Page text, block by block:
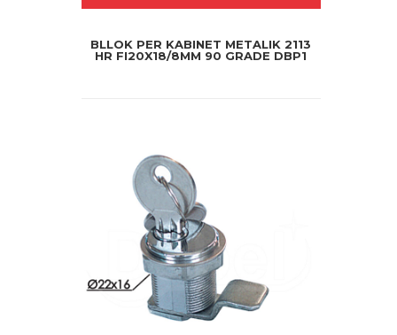
BLLOK PER KABINET METALIK 2113
HR FI20X18/8MM 90 GRADE DBP1